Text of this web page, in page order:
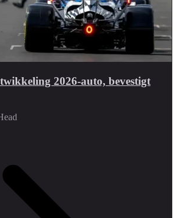
2026-auto, bevestigt